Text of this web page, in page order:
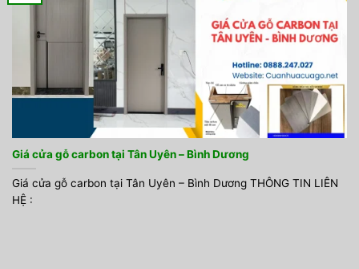
Giá cửa gỗ carbon tại Tân Uyên – Bình Dương
Giá cửa gỗ carbon tại Tân Uyên – Bình Dương THÔNG TIN LIÊN
HỆ :